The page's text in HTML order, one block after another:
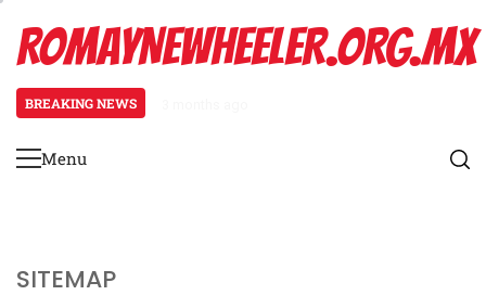
content
ROMAYNEWHEELER.ORG.MX
BREAKING NEWS
Primary
Menu
SITEMAP